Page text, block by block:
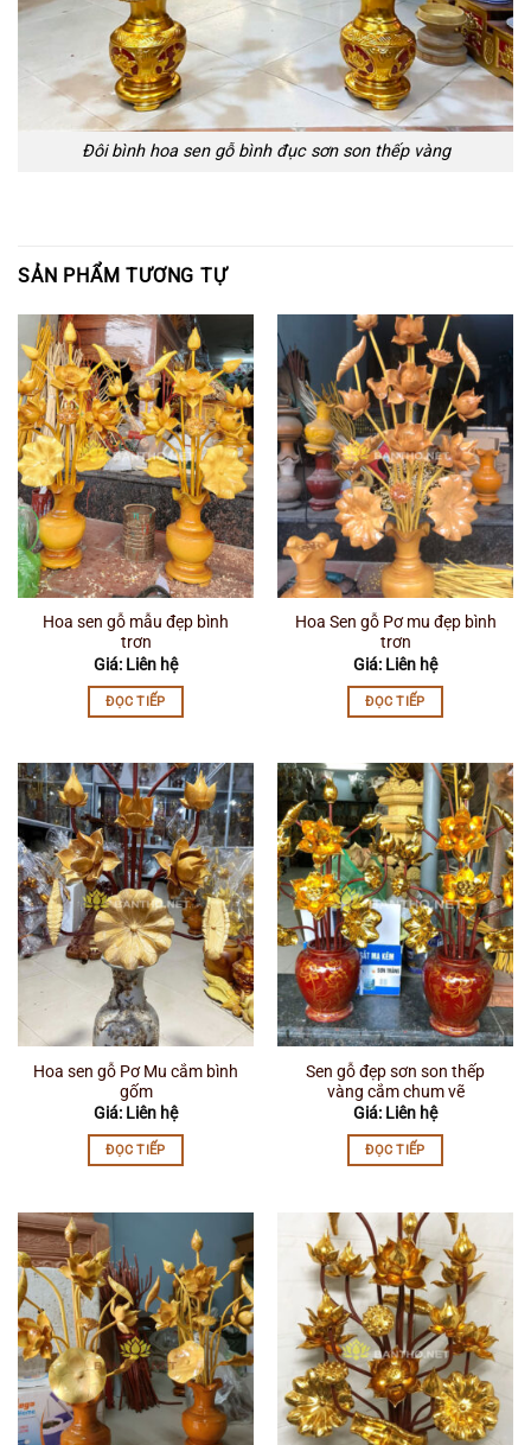
Đôi bình hoa sen gỗ bình đục sơn son thếp vàng
SẢN PHẨM TƯƠNG TỰ
Hoa sen gỗ mẫu đẹp bình
trơn
Giá: Liên hệ
ĐỌC TIẾP
Hoa Sen gỗ Pơ mu đẹp bình
trơn
Giá: Liên hệ
ĐỌC TIẾP
Hoa sen gỗ Pơ Mu cắm bình
gốm
Giá: Liên hệ
ĐỌC TIẾP
Sen gỗ đẹp sơn son thếp
vàng cắm chum vẽ
Giá: Liên hệ
ĐỌC TIẾP